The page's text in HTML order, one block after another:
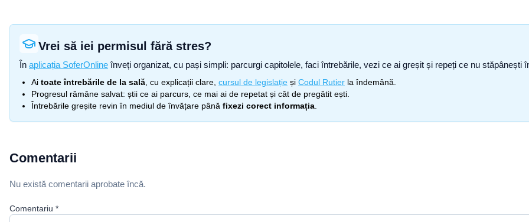
Vrei să iei permisul fără stres?
În aplicația SoferOnline înveți organizat, cu pași simpli: parcurgi capitolele, faci întrebările, vezi ce ai greșit și repeți ce nu
Ai toate întrebările de la sală , cu explicații clare, cursul de legislație și Codul Rutier la îndemână.
Progresul rămâne salvat: știi ce ai parcurs, ce mai ai de repetat și cât de pregătit ești.
Întrebările greșite revin în mediul de învățare până fixezi corect informația
Comentarii
Nu există comentarii aprobate încă.
Comentariu *